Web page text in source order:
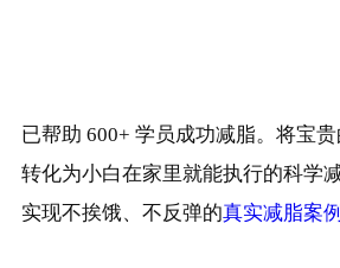
已帮助 600+ 学员成功减脂。将宝贵
转化为小白在家里就能执行的科学
实现不挨饿、不反弹的真实减脂案例